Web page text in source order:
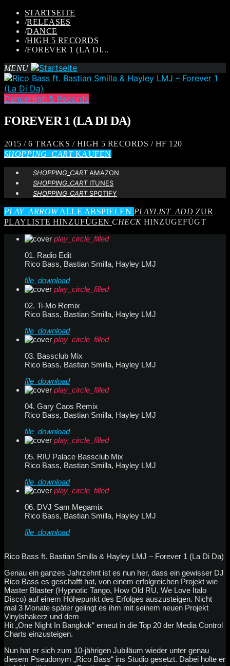
STARTSEITE
/RELEASES
/DANCE
/HIGH 5 RECORDS
/FOREVER 1 (LA DI...
MENU
DanceHigh 5 Records
FOREVER 1 (LA DI DA)
2015 / 6 TRACKS / HIGH 5 RECORDS / HF 120
SHOPPING_CARTKAUFEN
SHOPPING_CARTAMAZON
SHOPPING_CARTITUNES
SHOPPING_CARTSPOTIFY
PLAY_ARROWALLE ABSPIELEN PLAYLIST_ADD ZUR
PLAYLISTE HINZUFÜGEN CHECKHINZUGEFÜGT
play_circle_filled
01. Radio Edit
Rico Bass, Bastian Smilla, Hayley LMJ
file_download
play_circle_filled
02. Ti-Mo Remix
Rico Bass, Bastian Smilla, Hayley LMJ
file_download
play_circle_filled
03. Bassclub Mix
Rico Bass, Bastian Smilla, Hayley LMJ
file_download
play_circle_filled
04. Gary Caos Remix
Rico Bass, Bastian Smilla, Hayley LMJ
file_download
play_circle_filled
05. RIU Palace Bassclub Mix
Rico Bass, Bastian Smilla, Hayley LMJ
file_download
play_circle_filled
06. DVJ Sam Megamix
Rico Bass, Bastian Smilla, Hayley LMJ
file_download
Rico Bass ft. Bastian Smilla & Hayley LMJ – Forever 1 (La Di Da)
Genau ein ganzes Jahrzehnt ist es nun her, dass ein gewisser DJ
Rico Bass es geschafft hat, von einem erfolgreichen Projekt wie
Master Blaster (Hypnotic Tango, How Old RU, We Love Italo
Disco) auf einem Höhepunkt des Erfolges auszusteigen. Nicht
mal 3 Monate später gelingt es ihm mit seinem neuen Projekt
Vinylshakerz und dem
Hit „One Night In Bangkok“ erneut in die Top 20 der Media Control
Charts einzusteigen.
Nun hat er sich zum 10-jährigen Jubiläum wieder unter genau
diesem Pseudonym „Rico Bass“ ins Studio gesetzt. Dabei holte er